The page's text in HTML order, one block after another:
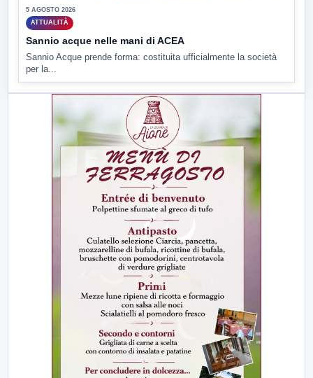
5 AGOSTO 2026
ATTUALITÀ
Sannio acque nelle mani di ACEA
Sannio Acque prende forma: costituita ufficialmente la società
per la...